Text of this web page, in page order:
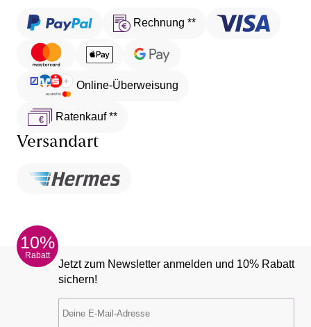
Rechnung **
Online-Überweisung
Ratenkauf **
Versandart
10%
Rabatt
Jetzt zum Newsletter anmelden und 10% Rabatt
sichern!